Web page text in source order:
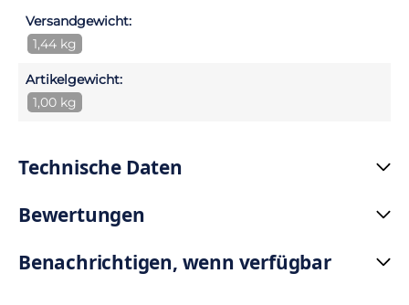
Versandgewicht:
1,44 kg
Artikelgewicht:
1,00 kg
Technische Daten
Bewertungen
Benachrichtigen, wenn verfügbar